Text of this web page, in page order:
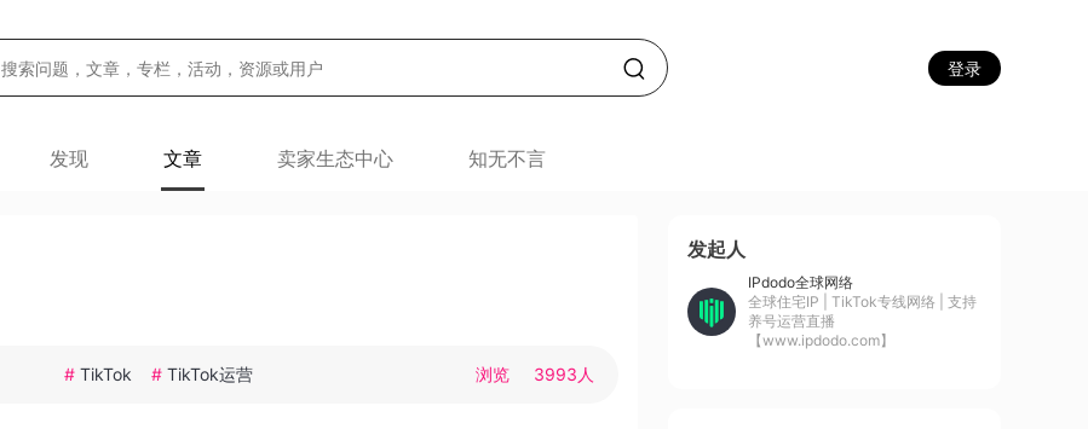
登录
发现 文章 卖家生态中心 知无不言
# TikTok # TikTok运营 浏览 3993人
发起人
IPdodo全球网络
全球住宅IP | TikTok专线网络 | 支持
养号运营直播
【www.ipdodo.com】